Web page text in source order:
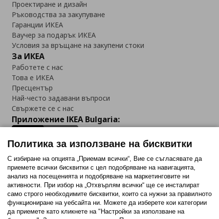
Проектиране и дизайн
Ръководства за закупуване
Гаранции ИКЕА
Ваучер за подарък ИКЕА
Условия за връщане на закупени стоки
За ИКЕА
Работете с нас
Това е ИКЕА
Пресцентър
Най-често задавани въпроси
Свържете се с нас
Приложение IKEA Bulgaria:
Последвайте ни:
FacebookTwitterYoutubePinterestInstagram
Политика за използване на бисквитки
С избиране на опцията „Приемам всички“, Вие се съгласявате да
приемете всички бисквитки с цел подобряване на навигацията,
анализ на посещенията и подобряване на маркетинговите ни
активности. При избор на „Отхвърлям всички“ ще се инсталират
само строго необходимитe бисквитки, които са нужни за правилното
функциониране на уебсайта ни. Можете да изберете кои категории
да приемете като кликнете на "Настройки за използване на